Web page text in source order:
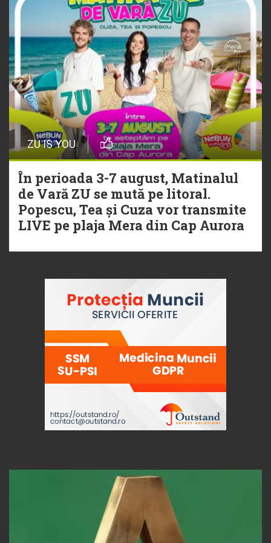
ZU IS YOU
În perioada 3-7 august, Matinalul
de Vară ZU se mută pe litoral.
Popescu, Tea și Cuza vor transmite
LIVE pe plaja Mera din Cap Aurora